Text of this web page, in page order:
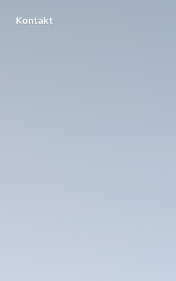
Kontakt